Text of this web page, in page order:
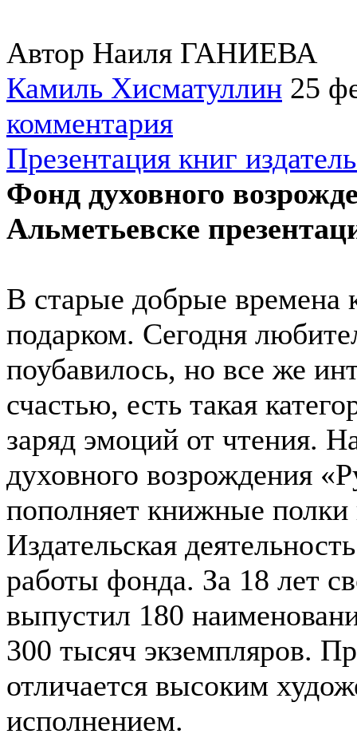
Автор Наиля ГАНИЕВА
Камиль Хисматуллин 25
комментария
Презентация книг
Фонд духовного
Альметьевске
В старые добрые времена
подарком. Сегодня
поубавилось, но все же
счастью, есть такая
заряд эмоций от чтения.
духовного возрождения
пополняет книжные
Издательская
работы фонда. За 18 лет
выпустил 180
300 тысяч экземпляров.
отличается высоким
исполнением.